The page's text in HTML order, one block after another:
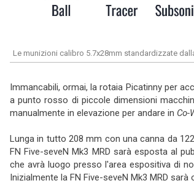
Le munizioni calibro 5.7x28mm standardizzate
Immancabili, ormai, la rotaia Picatinny per
a punto rosso di piccole dimensioni
manualmente in elevazione per andare in Co-
Lunga in tutto 208 mm con una canna da
FN Five-seveN Mk3 MRD sarà esposta al
che avrà luogo presso l'area espositiva di
Inizialmente la FN Five-seveN Mk3 MRD